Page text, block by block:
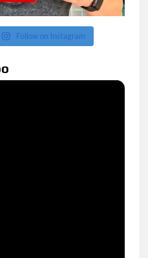
Follow on Instagram